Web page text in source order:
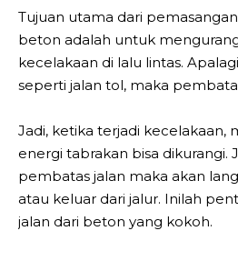
Tujuan utama dari
beton adalah untuk
kecelakaan di lalu lintas.
seperti jalan tol, maka
Jadi, ketika terjadi kecelakaan,
energi tabrakan bisa dikurangi.
pembatas jalan maka akan
atau keluar dari jalur. Inilah
jalan dari beton yang kokoh.